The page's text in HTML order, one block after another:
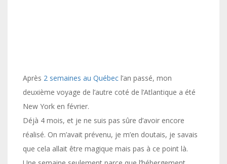
Après 2 semaines au Québec l’an passé, mon
deuxième voyage de l’autre coté de l’Atlantique a été
New York en février.
Déjà 4 mois, et je ne suis pas sûre d’avoir encore
réalisé. On m’avait prévenu, je m’en doutais, je savais
que cela allait être magique mais pas à ce point là.